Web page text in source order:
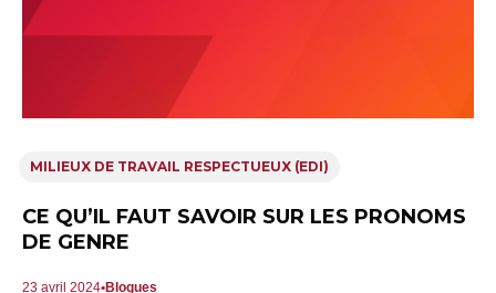
MILIEUX DE TRAVAIL RESPECTUEUX (EDI)
CE QU’IL FAUT SAVOIR SUR LES PRONOMS
DE GENRE
23 avril 2024 Blogues